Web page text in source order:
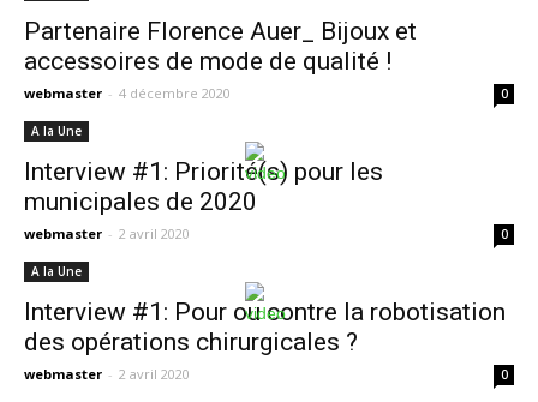
Partenaire Florence Auer_ Bijoux et
accessoires de mode de qualité !
webmaster - 4 décembre 2020 0
A la Une
Interview #1: Priorité(s) pour les
municipales de 2020
webmaster - 2 avril 2020 0
A la Une
Interview #1: Pour ou contre la robotisation
des opérations chirurgicales ?
webmaster - 2 avril 2020 0